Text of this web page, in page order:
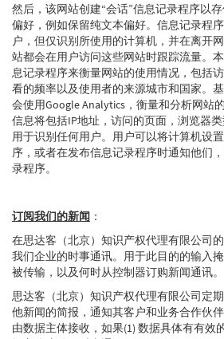
然后，该网站创建“会话”信息记录程序以
偏好，例如保留纯文本偏好。信息记录程
户，但仅识别所使用的计算机，并在离开
站都会在用户访问这些网站时跟踪流量。
息记录程序来衡量网站的使用情况，包括
看的频率以及使用者的来源城市和国家。
会使用Google Analytics，衡量和分析网站
信息将包括IP地址，访问的页面，浏览器
用于识别任何用户。用户可以将计算机设
序，或者在发布信息记录程序时通知他们
录程序。
订阅我们的新闻 ：
在思达客（北京）知识产权代理有限公司
我们企业的时事通讯。用于此目的的输入
被传输，以及何时从控制器订购新闻通讯。
思达客（北京）知识产权代理有限公司定
他新闻的简报，通知其客户和业务合作伙
由数据主体接收，如果(1) 数据具体有有效